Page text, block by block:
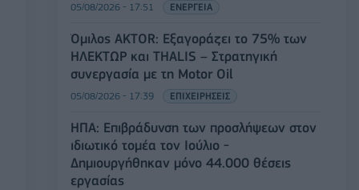
05/08/2026 - 17:51 ΕΝΕΡΓΕΙΑ
Όμιλος AKTOR: Εξαγοράζει το 75% των
ΗΛΕΚΤΩΡ και THALIS – Στρατηγική
συνεργασία με τη Motor Oil
05/08/2026 - 17:39 ΕΠΙΧΕΙΡΗΣΕΙΣ
ΗΠΑ: Επιβράδυνση των προσλήψεων στον
ιδιωτικό τομέα τον Ιούλιο -
Δημιουργήθηκαν μόνο 44.000 θέσεις
εργασίας